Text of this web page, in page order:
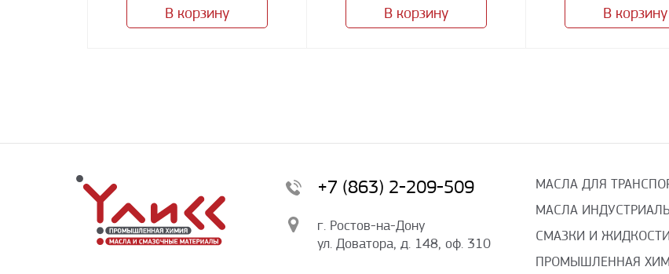
В корзину В корзину В корзину
+7 (863) 2-209-509
г. Ростов-на-Дону
ул. Доватора, д. 148, оф. 310
МАСЛА ДЛЯ
МАСЛА
СМАЗКИ И ЖИДКОСТИ
ПРОМЫШЛЕННАЯ